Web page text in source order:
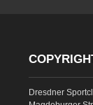
Dresdner